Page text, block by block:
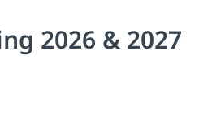
2026 & 2027